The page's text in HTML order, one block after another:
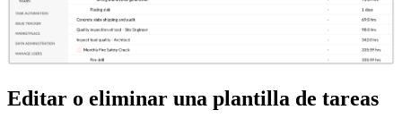
Editar o eliminar una plantilla de tareas